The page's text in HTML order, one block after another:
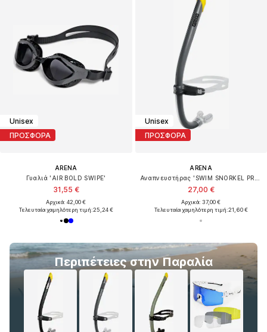
Unisex
ΠΡΟΣΦΟΡΑ
ARENA
Γυαλιά 'AIR BOLD SWIPE'
31,55 €
Αρχικά: 42,00 €
Τελευταία χαμηλότερη τιμή:25,24 €
Περιπέτειες στην Παραλία
Unisex
ΠΡΟΣΦΟΡΑ
ARENA
27,00 €
Αρχικά: 37,00 €
Τελευταία χαμηλότερη τιμή:21,60 €